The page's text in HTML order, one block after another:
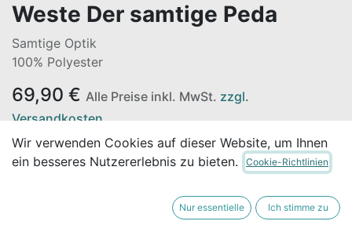
Weste Der samtige Peda
Samtige Optik
100% Polyester
69,90 € Alle Preise inkl. MwSt. zzgl.
Versandkosten
GRÖSSE
Wir verwenden Cookies auf dieser Website, um Ihnen
ein besseres Nutzererlebnis zu bieten.
Cookie-Richtlinien
Nur essentielle Ich stimme zu